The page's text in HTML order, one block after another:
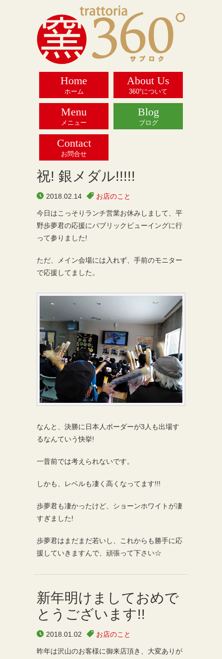
Home
ホーム
About Us
360°について
Menu
メニュー
Blog
ブログ
Contact
お問合せ
祝! 銀メダル!!!!!
2018.02.14 お店のこと
今日はこっそりランチ営業お休みしまして、平
野歩夢君の応援にパブリックビューイングに行
って参りました!
ただ、メイン会場には入れず、手前のモニター
で応援してました。
なんと、決勝に日本人ボーダーが3人も出場す
るなんていう快挙!
一昔前では考えられないです。
しかも、レベルも凄く高くなってます!!!
歩夢君も凄かったけど、ショーンホワイトが凄
すぎました!
歩夢君はまだまだ若いし、これからも勝手に応
援していきますんで、頑張って下さい☆
新年明けましておめで
とうございます!!
2018.01.02 お店のこと
昨年は沢山のお客様に御来店頂き、大変ありが